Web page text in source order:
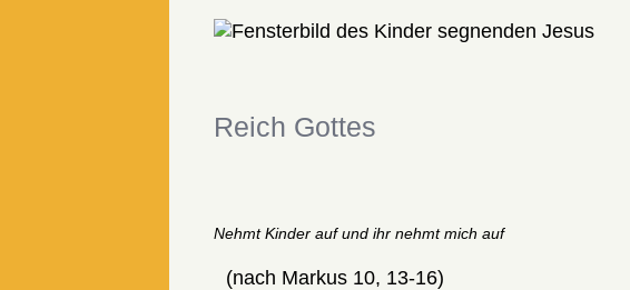
Reich Gottes
Nehmt Kinder auf und ihr nehmt mich auf
(nach Markus 10, 13-16)